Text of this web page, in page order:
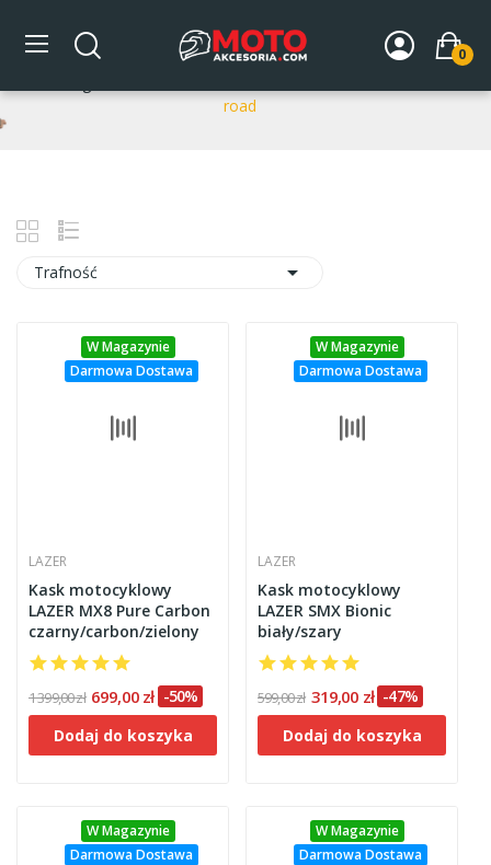
0
Kaski off road
road
Trafność 
W Magazynie
Darmowa Dostawa
LAZER
Kask motocyklowy
LAZER MX8 Pure Carbon
czarny/carbon/zielony
1 399,00 zł 699,00 zł -50%
Dodaj do koszyka
W Magazynie
Darmowa Dostawa
LAZER
Kask motocyklowy
LAZER SMX Bionic
biały/szary
599,00 zł 319,00 zł -47%
Dodaj do koszyka
W Magazynie
Darmowa Dostawa
W Magazynie
Darmowa Dostawa